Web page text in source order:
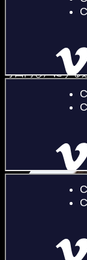
男女さま
に
毎回同じ声にする
アクセントから選